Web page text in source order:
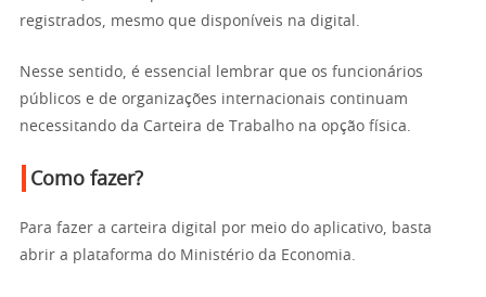
registrados, mesmo que disponíveis na digital.
Nesse sentido, é essencial lembrar que os funcionários
públicos e de organizações internacionais continuam
necessitando da Carteira de Trabalho na opção física.
Como fazer?
Para fazer a carteira digital por meio do aplicativo, basta
abrir a plataforma do Ministério da Economia.